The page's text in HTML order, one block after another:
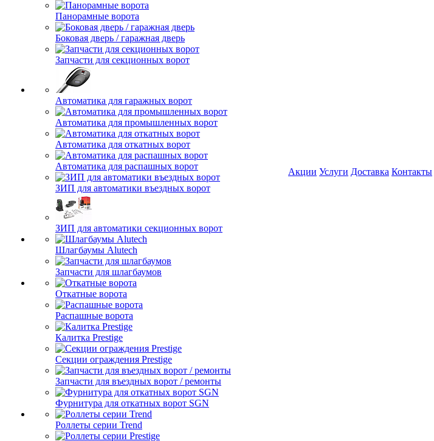
Панорамные ворота
Боковая дверь / гаражная дверь
Запчасти для секционных ворот
Автоматика для гаражных ворот
Автоматика для промышленных ворот
Автоматика для откатных ворот
Автоматика для распашных ворот
ЗИП для автоматики въездных ворот
ЗИП для автоматики секционных ворот
Шлагбаумы Alutech
Запчасти для шлагбаумов
Откатные ворота
Распашные ворота
Калитка Prestige
Секции ограждения Prestige
Запчасти для въездных ворот / ремонты
Фурнитура для откатных ворот SGN
Роллеты серии Trend
Акции Услуги Доставка Контакты